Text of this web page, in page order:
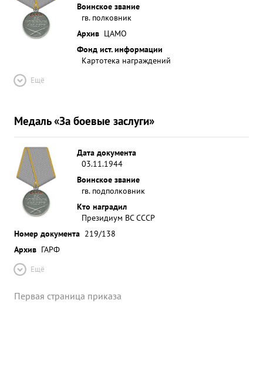
Воинское звание
гв. полковник
Архив ЦАМО
Фонд ист. информации
Картотека награждений
Ещё
Медаль «За боевые заслуги»
Дата документа
03.11.1944
Воинское звание
гв. подполковник
Кто наградил
Президиум ВС СССР
Номер документа 219/138
Архив ГАРФ
Ещё
Первая страница приказа